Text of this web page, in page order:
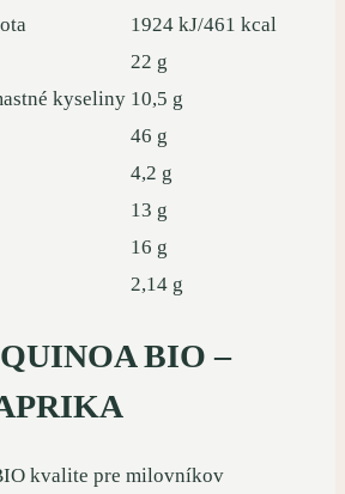
1924 kJ/461 kcal
22 g
kyseliny 10,5 g
46 g
4,2 g
13 g
16 g
2,14 g
BIO –
kvalite pre milovníkov